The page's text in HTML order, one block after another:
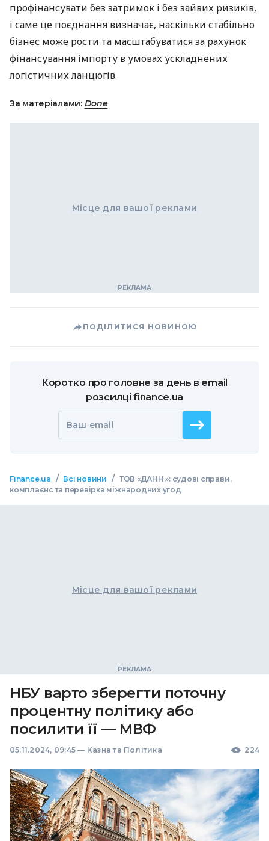
профінансувати без затримок і без зайвих ризиків,
і саме це поєднання визначає, наскільки стабільно
бізнес може рости та масштабуватися за рахунок
фінансування імпорту в умовах ускладнених
логістичних ланцюгів.
За матеріалами: Done
Місце для вашої реклами
ПОДІЛИТИСЯ НОВИНОЮ
Коротко про головне за день в email
розсилці finance.ua
Ваш email
Finance.ua / Всі новини / ТОВ «ДАНН.»: судові справи,
комплаєнс та перевірка міжнародних угод
Місце для вашої реклами
НБУ варто зберегти поточну
процентну політику або
посилити її — МВФ
05.11.2024, 09:45 — Казна та Політика 224